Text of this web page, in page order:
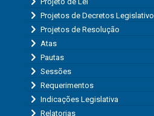
Projetos de Decretos Legislativo
Projetos de Resolução
Atas
Pautas
Sessões
Requerimentos
Indicações Legislativa
Relatorias